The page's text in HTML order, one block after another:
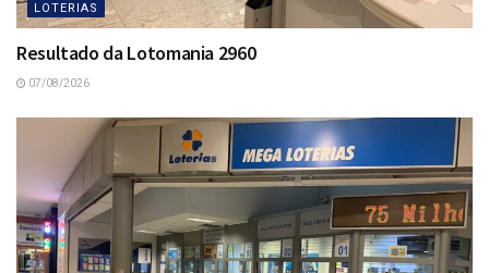
LOTERIAS
Resultado da Lotomania 2960
07/08/2026